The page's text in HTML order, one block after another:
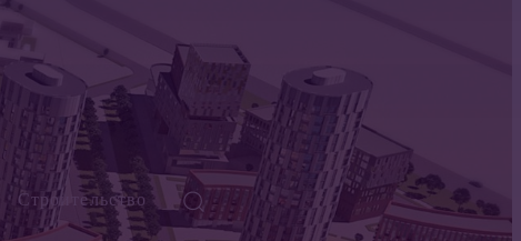
Строительство